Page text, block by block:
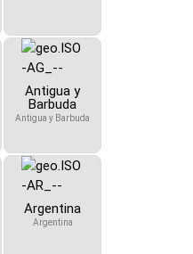
Antigua y
Barbuda
Antigua y Barbuda
Argentina
Argentina